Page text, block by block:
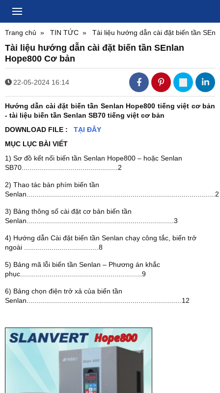
Trang chủ TIN TỨC Tài liệu hướng dẫn cài đặt biến tần
Tài liệu hướng dẫn cài đặt biến tần SEnlan
Hope800 Cơ bản
22-05-2024 16:14
Hướng dẫn cài đặt biến tần Senlan Hope800 tiếng việt cơ bản
- tài liệu biến tần Senlan SB70 tiếng việt cơ bản
DOWNLOAD FILE : TẠI ĐÂY
MỤC LỤC BÀI VIẾT
1) Sơ đồ kết nối biến tần Senlan Hope800 – hoặc Senlan
SB70.................................................2
2) Thao tác bàn phím biến tần
Senlan................................................................................................2
3) Bảng thông số cài đặt cơ bản biến tần
Senlan...........................................................................3
4) Hướng dẫn Cài đặt biến tần Senlan chạy công tắc, biến trở
ngoài ......................................8
5) Bảng mã lỗi biến tần Senlan – Phương án khắc
phục..............................................................9
6) Bảng chọn điện trở xả của biến tần
Senlan...............................................................................12